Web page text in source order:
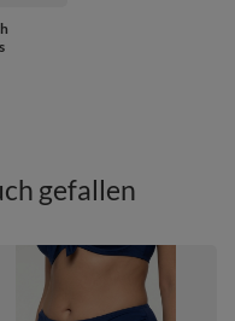
gefallen